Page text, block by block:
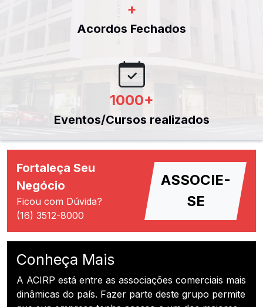
+
Acordos Fechados
1000+
Eventos/Cursos realizados
Fortaleça Seu
Negócio
Ficou com Dúvida?
(16) 3512-8000
ASSOCIE-
SE
Conheça Mais
A ACIRP está entre as associações comerciais mais
dinâmicas do país. Fazer parte deste grupo permite